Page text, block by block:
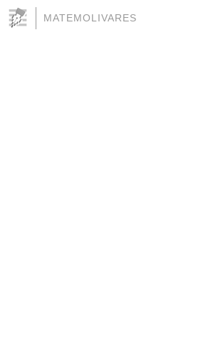
MATEMOLIVARES